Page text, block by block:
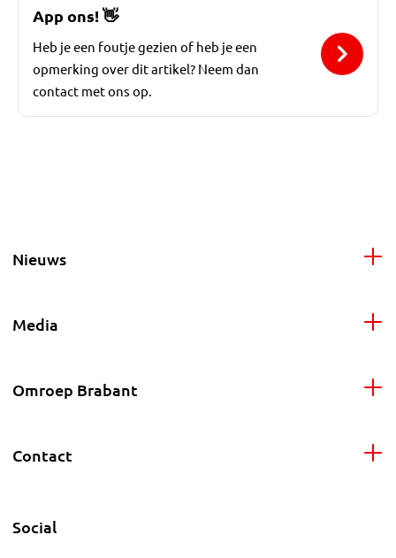
App ons!👋
Heb je een foutje gezien of heb je een
opmerking over dit artikel? Neem dan
contact met ons op.
Nieuws
Media
Omroep Brabant
Contact
Social